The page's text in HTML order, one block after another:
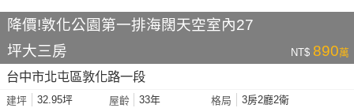
降價!敦化公園第一排海闊天空室內27
坪大三房
NT$ 890萬
台中市北屯區敦化路一段
建坪 32.95坪 屋齡 33年 格局 3房2廳2衛